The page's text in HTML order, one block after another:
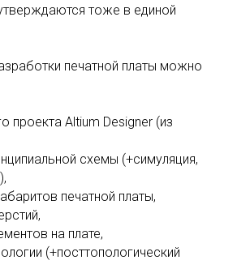
тоже в единой
печатной платы можно
проекта Altium Designer (из
схемы (+симуляция,
печатной платы,
на плате,
(+посттопологический